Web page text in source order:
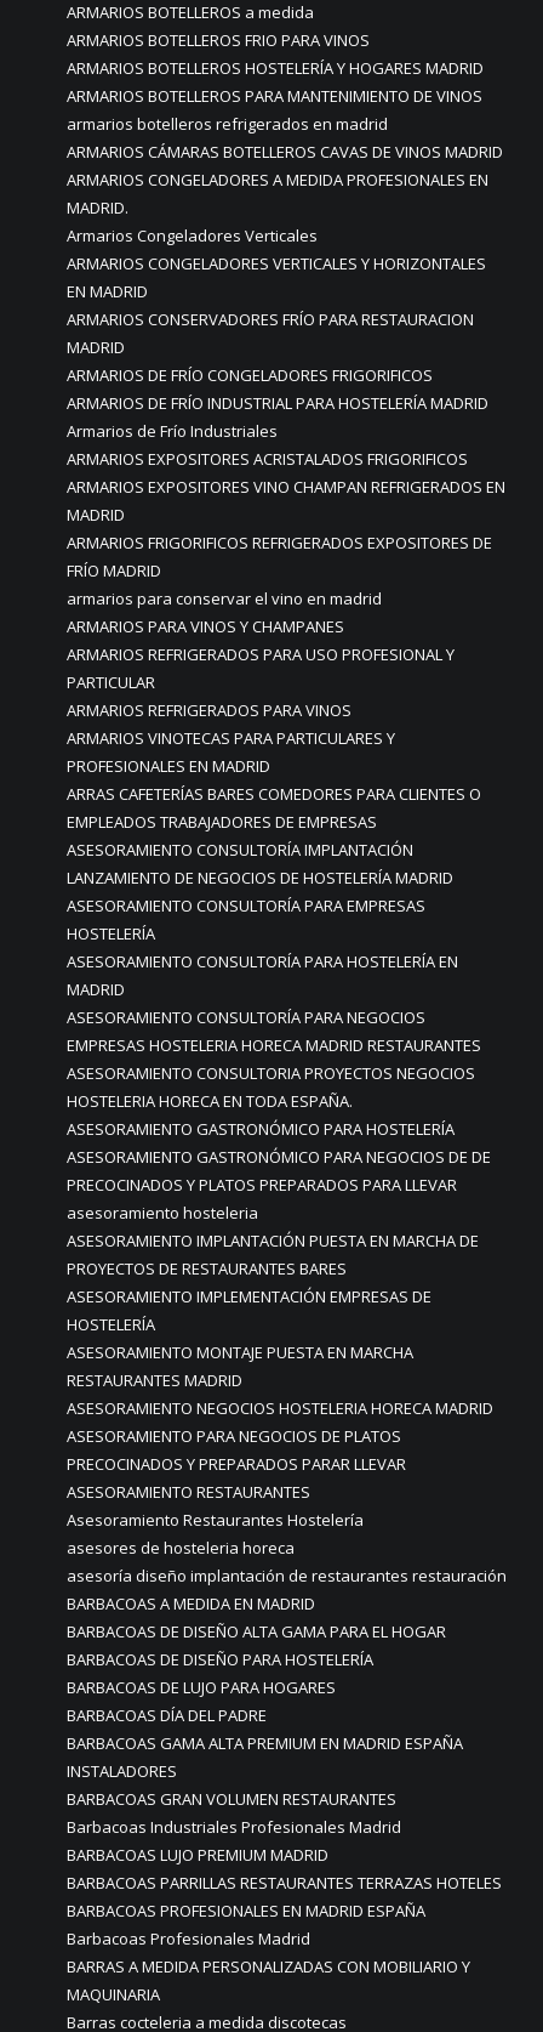
ARMARIOS BOTELLEROS a medida
ARMARIOS BOTELLEROS FRIO PARA VINOS
ARMARIOS BOTELLEROS HOSTELERÍA Y HOGARES MADRID
ARMARIOS BOTELLEROS PARA MANTENIMIENTO DE VINOS
armarios botelleros refrigerados en madrid
ARMARIOS CÁMARAS BOTELLEROS CAVAS DE VINOS MADRID
ARMARIOS CONGELADORES A MEDIDA PROFESIONALES EN
MADRID.
Armarios Congeladores Verticales
ARMARIOS CONGELADORES VERTICALES Y HORIZONTALES
EN MADRID
ARMARIOS CONSERVADORES FRÍO PARA RESTAURACION
MADRID
ARMARIOS DE FRÍO CONGELADORES FRIGORIFICOS
ARMARIOS DE FRÍO INDUSTRIAL PARA HOSTELERÍA MADRID
Armarios de Frío Industriales
ARMARIOS EXPOSITORES ACRISTALADOS FRIGORIFICOS
ARMARIOS EXPOSITORES VINO CHAMPAN REFRIGERADOS EN
MADRID
ARMARIOS FRIGORIFICOS REFRIGERADOS EXPOSITORES DE
FRÍO MADRID
armarios para conservar el vino en madrid
ARMARIOS PARA VINOS Y CHAMPANES
ARMARIOS REFRIGERADOS PARA USO PROFESIONAL Y
PARTICULAR
ARMARIOS REFRIGERADOS PARA VINOS
ARMARIOS VINOTECAS PARA PARTICULARES Y
PROFESIONALES EN MADRID
ARRAS CAFETERÍAS BARES COMEDORES PARA CLIENTES O
EMPLEADOS TRABAJADORES DE EMPRESAS
ASESORAMIENTO CONSULTORÍA IMPLANTACIÓN
LANZAMIENTO DE NEGOCIOS DE HOSTELERÍA MADRID
ASESORAMIENTO CONSULTORÍA PARA EMPRESAS
HOSTELERÍA
ASESORAMIENTO CONSULTORÍA PARA HOSTELERÍA EN
MADRID
ASESORAMIENTO CONSULTORÍA PARA NEGOCIOS
EMPRESAS HOSTELERIA HORECA MADRID RESTAURANTES
ASESORAMIENTO CONSULTORIA PROYECTOS NEGOCIOS
HOSTELERIA HORECA EN TODA ESPAÑA.
ASESORAMIENTO GASTRONÓMICO PARA HOSTELERÍA
ASESORAMIENTO GASTRONÓMICO PARA NEGOCIOS DE DE
PRECOCINADOS Y PLATOS PREPARADOS PARA LLEVAR
asesoramiento hosteleria
ASESORAMIENTO IMPLANTACIÓN PUESTA EN MARCHA DE
PROYECTOS DE RESTAURANTES BARES
ASESORAMIENTO IMPLEMENTACIÓN EMPRESAS DE
HOSTELERÍA
ASESORAMIENTO MONTAJE PUESTA EN MARCHA
RESTAURANTES MADRID
ASESORAMIENTO NEGOCIOS HOSTELERIA HORECA MADRID
ASESORAMIENTO PARA NEGOCIOS DE PLATOS
PRECOCINADOS Y PREPARADOS PARAR LLEVAR
ASESORAMIENTO RESTAURANTES
Asesoramiento Restaurantes Hostelería
asesores de hosteleria horeca
asesoría diseño implantación de restaurantes restauración
BARBACOAS A MEDIDA EN MADRID
BARBACOAS DE DISEÑO ALTA GAMA PARA EL HOGAR
BARBACOAS DE DISEÑO PARA HOSTELERÍA
BARBACOAS DE LUJO PARA HOGARES
BARBACOAS DÍA DEL PADRE
BARBACOAS GAMA ALTA PREMIUM EN MADRID ESPAÑA
INSTALADORES
BARBACOAS GRAN VOLUMEN RESTAURANTES
Barbacoas Industriales Profesionales Madrid
BARBACOAS LUJO PREMIUM MADRID
BARBACOAS PARRILLAS RESTAURANTES TERRAZAS HOTELES
BARBACOAS PROFESIONALES EN MADRID ESPAÑA
Barbacoas Profesionales Madrid
BARRAS A MEDIDA PERSONALIZADAS CON MOBILIARIO Y
MAQUINARIA
Barras cocteleria a medida discotecas